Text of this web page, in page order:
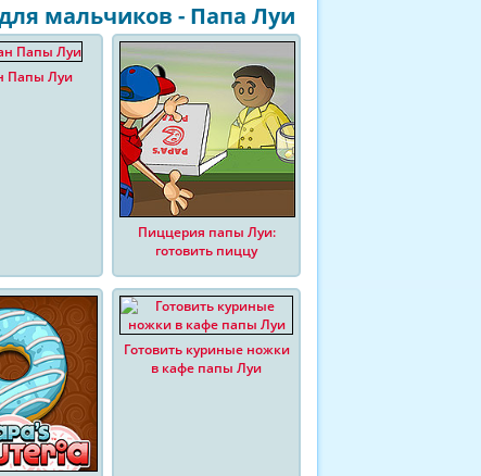
мальчиков - Папа Луи
Папы Луи
Пиццерия папы Луи:
готовить пиццу
Готовить куриные ножки
в кафе папы Луи